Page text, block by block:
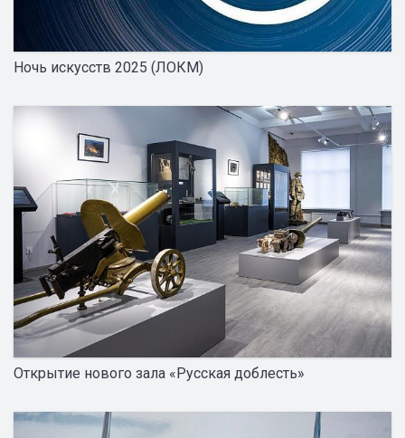
Ночь искусств 2025 (ЛОКМ)
Открытие нового зала «Русская доблесть»